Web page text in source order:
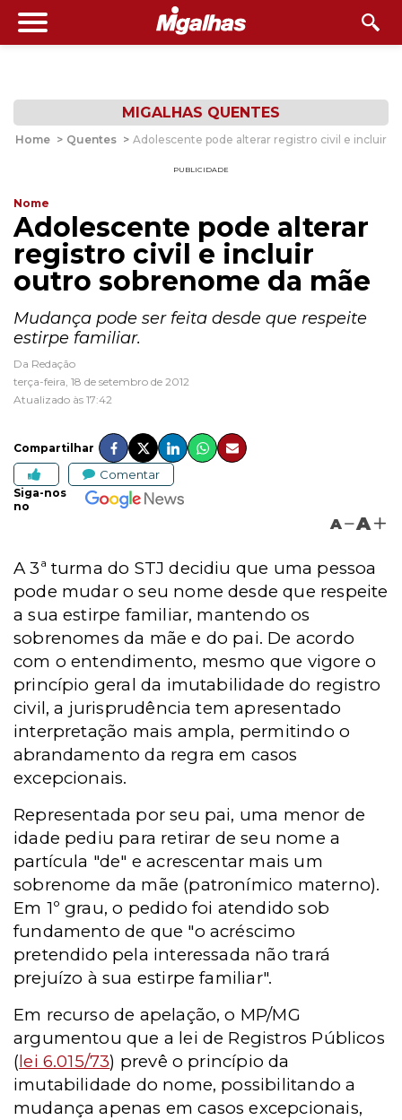
MIGALHAS QUENTES
Home > Quentes > Adolescente pode alterar registro civil e incluir
PUBLICIDADE
Nome
Adolescente pode alterar
registro civil e incluir
outro sobrenome da mãe
Mudança pode ser feita desde que respeite
estirpe familiar.
Da Redação
terça-feira, 18 de setembro de 2012
Atualizado às 17:42
Compartilhar
Comentar
Siga-nos
no
A A
A 3ª turma do STJ decidiu que uma pessoa
pode mudar o seu nome desde que respeite
a sua estirpe familiar, mantendo os
sobrenomes da mãe e do pai. De acordo
com o entendimento, mesmo que vigore o
princípio geral da imutabilidade do registro
civil, a jurisprudência tem apresentado
interpretação mais ampla, permitindo o
abrandamento da regra em casos
excepcionais.
Representada por seu pai, uma menor de
idade pediu para retirar de seu nome a
partícula "de" e acrescentar mais um
sobrenome da mãe (patronímico materno).
Em 1º grau, o pedido foi atendido sob
fundamento de que "o acréscimo
pretendido pela interessada não trará
prejuízo à sua estirpe familiar".
Em recurso de apelação, o MP/MG
argumentou que a lei de Registros Públicos
(lei 6.015/73) prevê o princípio da
imutabilidade do nome, possibilitando a
mudança apenas em casos excepcionais,